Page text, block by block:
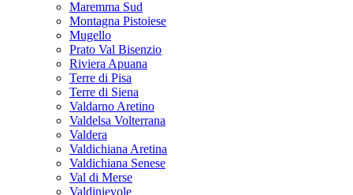
Maremma Sud
Montagna Pistoiese
Mugello
Prato Val Bisenzio
Riviera Apuana
Terre di Pisa
Terre di Siena
Valdarno Aretino
Valdelsa Volterrana
Valdera
Valdichiana Aretina
Valdichiana Senese
Val di Merse
Valdinievole